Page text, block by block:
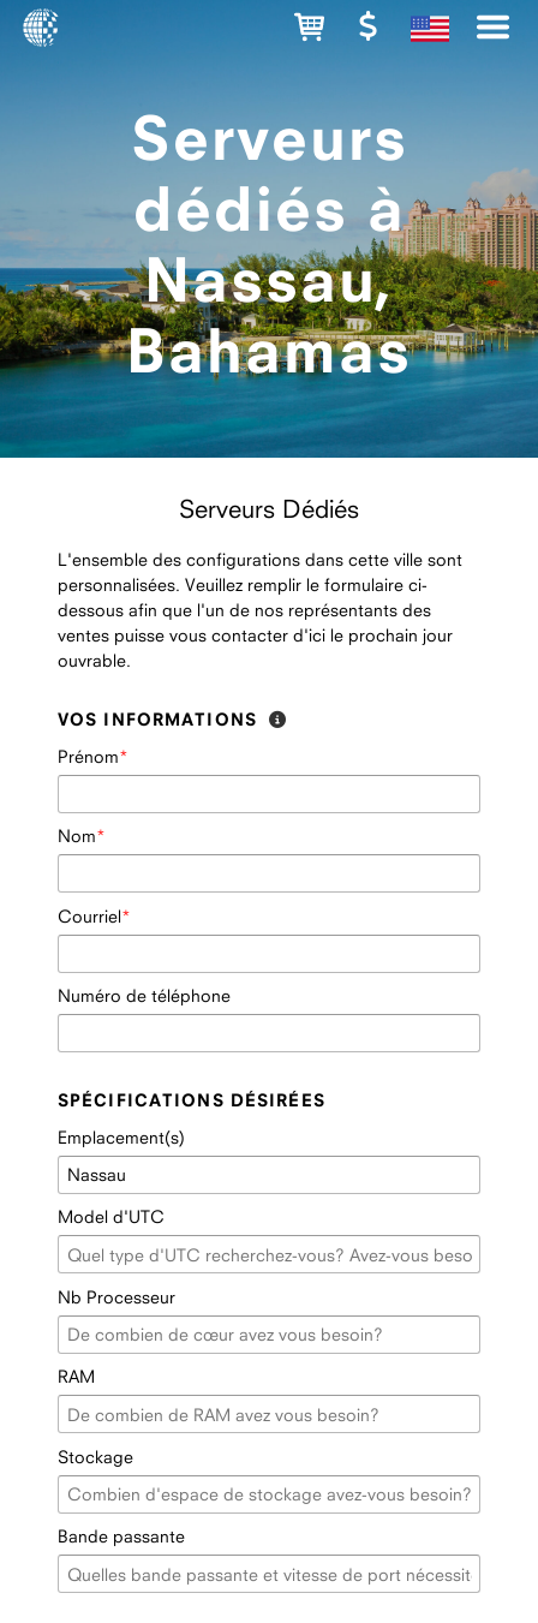
Serveurs
dédiés à
Nassau,
Bahamas
Serveurs Dédiés
L'ensemble des configurations dans cette ville sont
personnalisées. Veuillez remplir le formulaire ci-
dessous afin que l'un de nos représentants des
ventes puisse vous contacter d'ici le prochain jour
ouvrable.
VOS INFORMATIONS
Prénom
Nom
Courriel
Numéro de téléphone
SPÉCIFICATIONS DÉSIRÉES
Emplacement(s)
Model d'UTC
Nb Processeur
RAM
Stockage
Bande passante